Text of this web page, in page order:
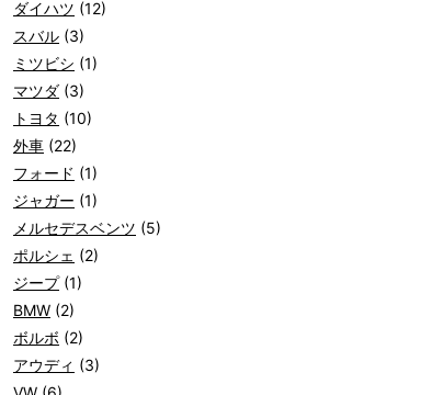
ダイハツ (12)
スバル (3)
ミツビシ (1)
マツダ (3)
トヨタ (10)
外車 (22)
フォード (1)
ジャガー (1)
メルセデスベンツ (5)
ポルシェ (2)
ジープ(1)
BMW (2)
ボルボ (2)
アウディ (3)